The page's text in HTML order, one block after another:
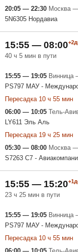
20:05 — 22:30 Москва
5N6305 Нордавиа
15:55 — 08:00
40 ч 5 мин в пути
15:55 — 19:05 Винница
PS797 МАУ -
Пересадка 10 ч 55 мин
06:00 — 10:05 Тель-
LY611 Эль Аль
Пересадка 19 ч 25 мин
05:30 — 08:00 Москва
S7263 С7 -
15:55 — 15:20
23 ч 25 мин в пути
15:55 — 19:05 Винница
PS797 МАУ -
Пересадка 10 ч 55 мин
06:00 — 10:05 Тель-